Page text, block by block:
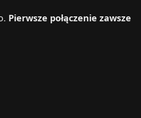
Pierwsze połączenie zawsze